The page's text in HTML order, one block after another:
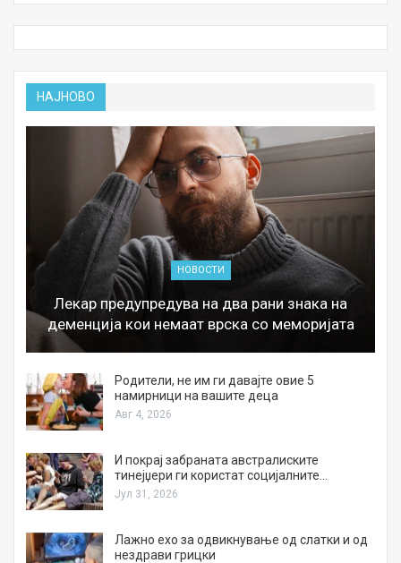
НАЈНОВО
НОВОСТИ
Лекар предупредува на два рани знака на
деменција кои немаат врска со меморијата
Родители, не им ги давајте овие 5
намирници на вашите деца
Авг 4, 2026
И покрај забраната австралиските
тинејџери ги користат социјалните…
Јул 31, 2026
Лажно ехо за одвикнување од слатки и од
нездрави грицки